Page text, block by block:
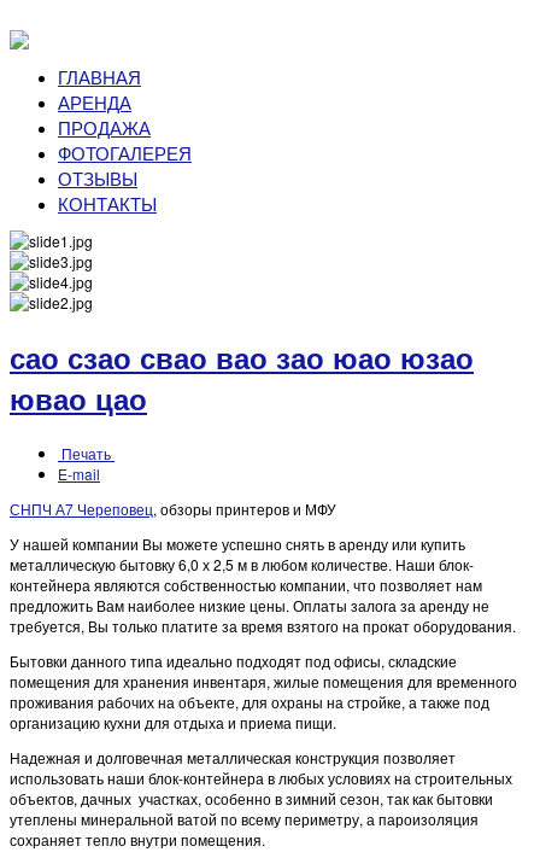
ГЛАВНАЯ
АРЕНДА
ПРОДАЖА
ФОТОГАЛЕРЕЯ
ОТЗЫВЫ
КОНТАКТЫ
сао сзао свао вао зао юао юзао
ювао цао
Печать
E-mail
СНПЧ А7 Череповец, обзоры принтеров и МФУ
У нашей компании Вы можете успешно снять в аренду или купить
металлическую бытовку 6,0 х 2,5 м в любом количестве. Наши блок-
контейнера являются собственностью компании, что позволяет нам
предложить Вам наиболее низкие цены. Оплаты залога за аренду не
требуется, Вы только платите за время взятого на прокат оборудования.
Бытовки данного типа идеально подходят под офисы, складские
помещения для хранения инвентаря, жилые помещения для временного
проживания рабочих на объекте, для охраны на стройке, а также под
организацию кухни для отдыха и приема пищи.
Надежная и долговечная металлическая конструкция позволяет
использовать наши блок-контейнера в любых условиях на строительных
объектов, дачных участках, особенно в зимний сезон, так как бытовки
утеплены минеральной ватой по всему периметру, а пароизоляция
сохраняет тепло внутри помещения.